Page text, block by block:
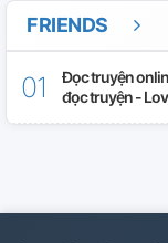
FRIENDS
Đọc truyện
đọc truyện -